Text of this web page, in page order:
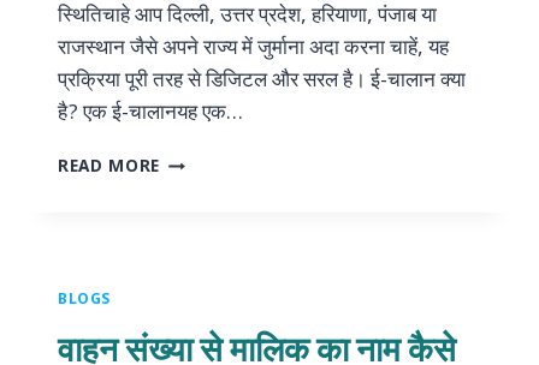
स्थितिचाहे आप दिल्ली, उत्तर प्रदेश, हरियाणा, पंजाब या
राजस्थान जैसे अपने राज्य में जुर्माना अदा करना चाहें, यह
प्रक्रिया पूरी तरह से डिजिटल और सरल है। ई-चालान क्या
है? एक ई-चालानयह एक…
READ MORE भारत
गाइड)
BLOGS
वाहन संख्या से मालिक का नाम कैसे